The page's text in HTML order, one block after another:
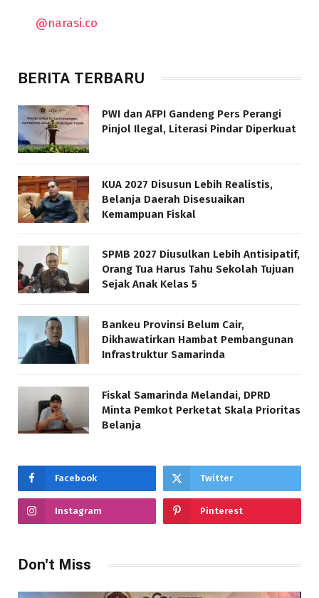
@narasi.co
BERITA TERBARU
PWI dan AFPI Gandeng Pers Perangi
Pinjol Ilegal, Literasi Pindar Diperkuat
KUA 2027 Disusun Lebih Realistis,
Belanja Daerah Disesuaikan
Kemampuan Fiskal
SPMB 2027 Diusulkan Lebih Antisipatif,
Orang Tua Harus Tahu Sekolah Tujuan
Sejak Anak Kelas 5
Bankeu Provinsi Belum Cair,
Dikhawatirkan Hambat Pembangunan
Infrastruktur Samarinda
Fiskal Samarinda Melandai, DPRD
Minta Pemkot Perketat Skala Prioritas
Belanja
Facebook Twitter
Instagram Pinterest
Don't Miss